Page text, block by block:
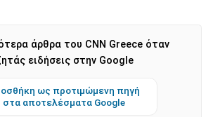
άρθρα του CNN Greece όταν
ειδήσεις στην Google
ως προτιμώμενη πηγή
στα αποτελέσματα Google